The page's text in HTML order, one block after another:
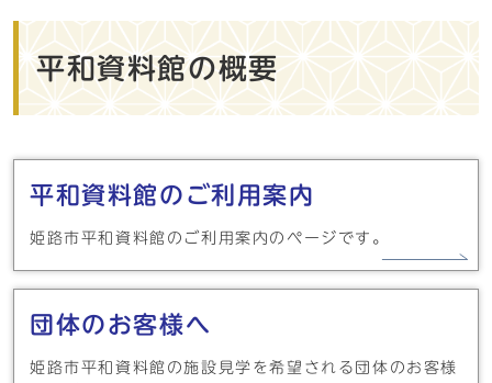
平和資料館の概要
メインメニュー
平和資料館のご利用案内
姫路市平和資料館のご利用案内のページです。
団体のお客様へ
姫路市平和資料館の施設見学を希望される団体のお客様